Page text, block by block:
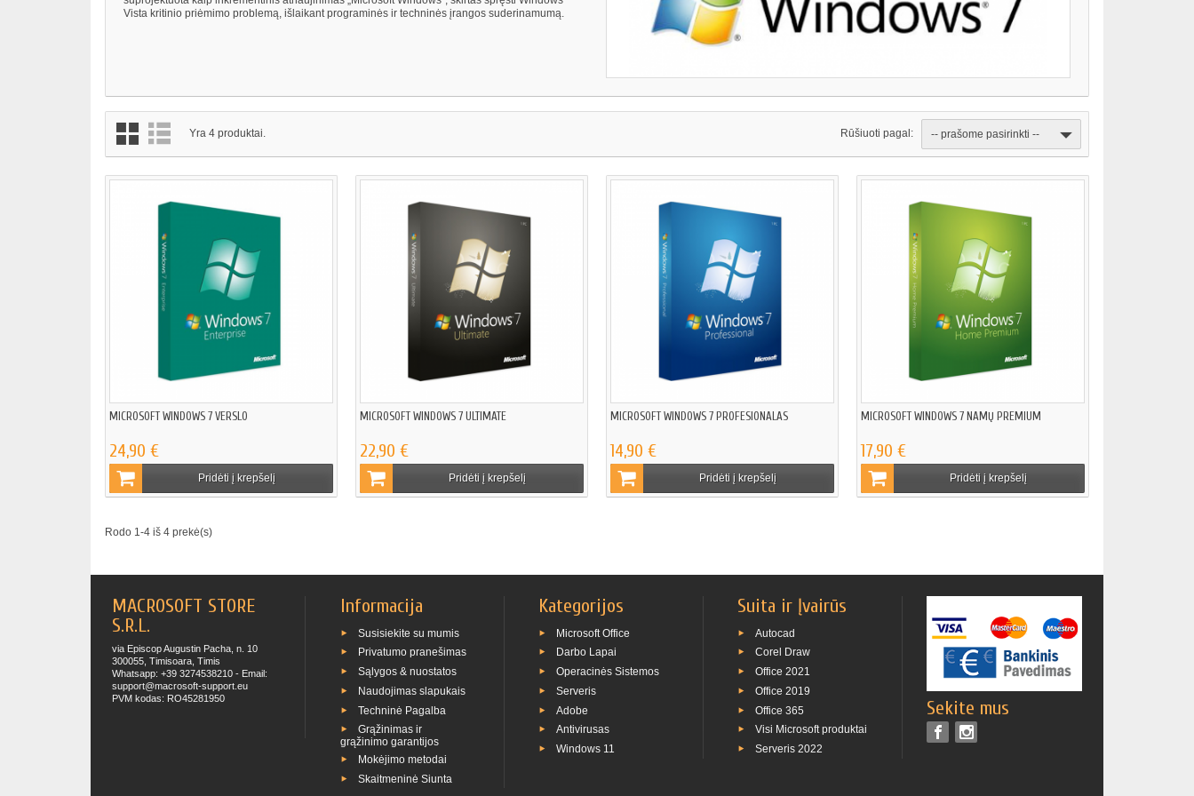
Vista kritinio priėmimo problemą, išlaikant programinės ir techninės įrangos suderinamumą.
Yra 4 produktai. Rūšiuoti pagal: -- prašome pasirinkti --
MICROSOFT WINDOWS 7 VERSLO
24,90 €
Pridėti į krepšelį
MICROSOFT WINDOWS 7 ULTIMATE
22,90 €
Pridėti į krepšelį
MICROSOFT WINDOWS 7 PROFESIONALAS
14,90 €
Pridėti į krepšelį
MICROSOFT WINDOWS 7 NAMŲ PREMIUM
17,90 €
Pridėti į krepšelį
Rodo 1-4 iš 4 prekė(s)
MACROSOFT STORE
S.R.L.
via Episcop Augustin Pacha, n. 10
300055, Timisoara, Timis
Whatsapp: +39 3274538210 - Email:
support@macrosoft-support.eu
PVM kodas: RO45281950
Informacija
Susisiekite su mumis
Privatumo pranešimas
Sąlygos & nuostatos
Naudojimas slapukais
Techninė Pagalba
Grąžinimas ir
grąžinimo garantijos
Mokėjimo metodai
Skaitmeninė Siunta
Kategorijos
Microsoft Office
Darbo Lapai
Operacinės Sistemos
Serveris
Adobe
Antivirusas
Windows 11
Suita ir Įvairūs
Autocad
Corel Draw
Office 2021
Office 2019
Office 365
Visi Microsoft produktai
Serveris 2022
Sekite mus